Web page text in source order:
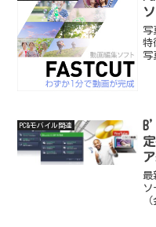
写
特
写
PC&モバイル関連
最
ソ